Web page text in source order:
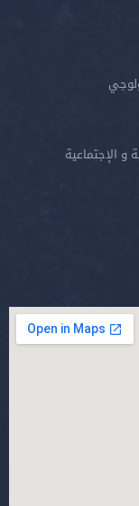
و الإجتماعية